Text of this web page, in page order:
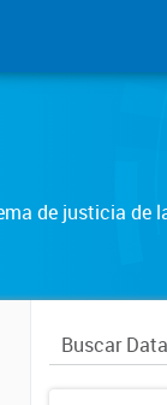
de justicia de